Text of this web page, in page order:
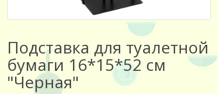
Подставка для туалетной
бумаги 16*15*52 см
"Черная"